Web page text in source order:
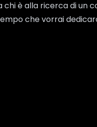
è alla ricerca di un
che vorrai